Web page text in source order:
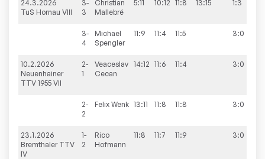
24.3.2026
TuS Hornau VIII
3-
3
Christian
Mallebré
5:11 10:12 11:8 13:15 1:3
3-
4
Michael
Spengler
11:9 11:4 11:5 3:0
10.2.2026
Neuenhainer
TTV 1955 VII
2-
1
Veaceslav
Cecan
14:12 11:6 11:4 3:0
2-
2
Felix Wenk 13:11 11:8 11:8 3:0
23.1.2026
Bremthaler TTV
IV
1-
2
Rico
Hofmann
11:8 11:7 11:9 3:0